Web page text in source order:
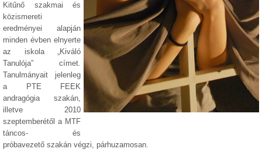
Kitűnő szakmai és
közismereti
eredményei alapján
minden évben elnyerte
az iskola „Kiváló
Tanulója” címet.
Tanulmányait jelenleg
a PTE FEEK
andragógia szakán,
illetve 2010
szeptemberétől a MTF
táncos- és
próbavezető szakán végzi, párhuzamosan.